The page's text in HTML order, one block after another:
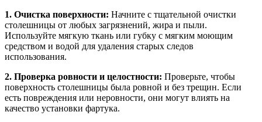
1. Очистка поверхности: Начните с тщательной очистки
столешницы от любых загрязнений, жира и пыли.
Используйте мягкую ткань или губку с мягким моющим
средством и водой для удаления старых следов
использования.
2. Проверка ровности и целостности: Проверьте, чтобы
поверхность столешницы была ровной и без трещин. Если
есть повреждения или неровности, они могут влиять на
качество установки фартука.